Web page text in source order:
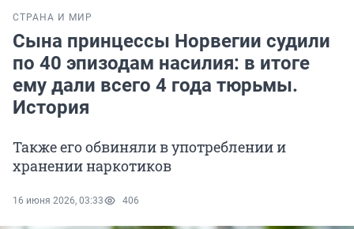
СТРАНА И МИР
Сына принцессы Норвегии судили
по 40 эпизодам насилия: в итоге
ему дали всего 4 года тюрьмы.
История
Также его обвиняли в употреблении и
хранении наркотиков
16 июня 2026, 03:33 406